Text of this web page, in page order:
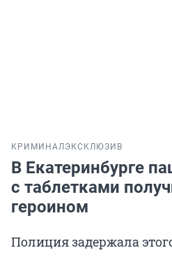
КРИМИНАЛ ЭКСКЛЮЗИВ
В Екатеринбурге
с таблетками
героином
Полиция задержала